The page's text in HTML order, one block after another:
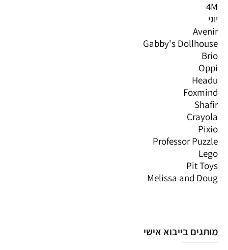
4M
יוגי
Avenir
Gabby's Dollhouse
Brio
Oppi
Headu
Foxmind
Shafir
Crayola
Pixio
Professor Puzzle
Lego
Pit Toys
Melissa and Doug
מותגים בייבוא אישי